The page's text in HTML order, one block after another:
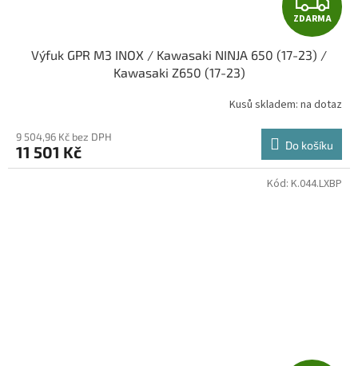
D
R
M
A
ZDARMA
Výfuk GPR M3 INOX / Kawasaki NINJA 650 (17-23) /
Kawasaki Z650 (17-23)
Kusů skladem: na dotaz
9 504,96 Kč bez DPH
11 501 Kč Do košíku
Kód: K.044.LXBP